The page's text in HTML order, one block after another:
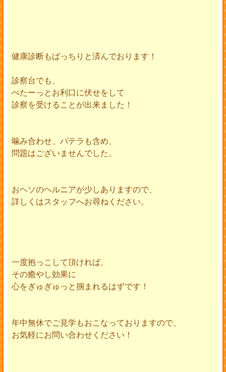
健康診断もばっちりと済んでおります！
診察台でも、
ぺたーっとお利口に伏せをして
診察を受けることが出来ました！
噛み合わせ、パテラも含め、
問題はございませんでした。
おヘソのヘルニアが少しありますので、
詳しくはスタッフへお尋ねください。
一度抱っこして頂ければ、
その癒やし効果に
心をぎゅぎゅっと掴まれるはずです！
年中無休でご見学もおこなっておりますので、
お気軽にお問い合わせください！